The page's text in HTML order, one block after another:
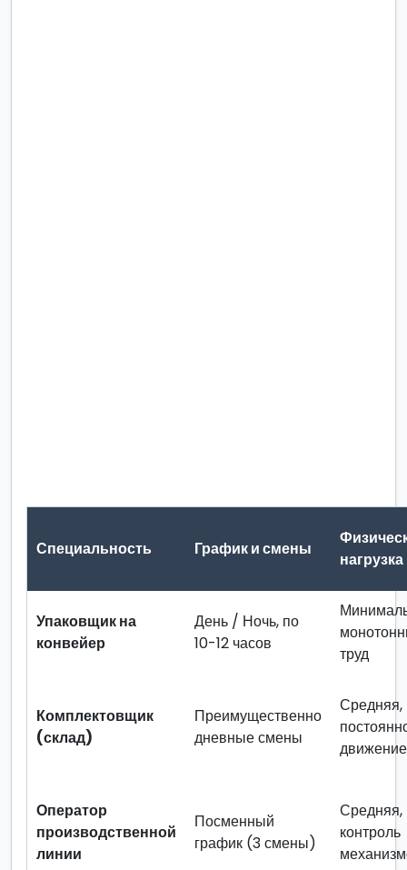
Специальность График и смены
нагрузка
Упаковщик на
конвейер
День / Ночь, по
10-12 часов
труд
Комплектовщик
(склад)
Преимущественно
дневные смены
Средняя,
движение
Оператор
производственной
линии
Посменный
график (3 смены)
Средняя,
контроль